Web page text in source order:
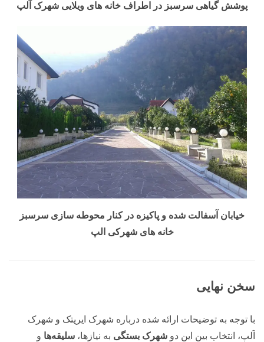
پوشش گیاهی سرسبز در اطراف خانه های ویلایی شهرک آلپ
خیابان آسفالت شده و پاکیزه در کنار محوطه سازی سرسبز
خانه های شهرکی الپ
سخن نهایی
با توجه به توضیحات ارائه شده درباره شهرک ایریتک و شهرک
آلپ، انتخاب بین این دو شهرک بستگی به نیازها، سلیقه‌ها و